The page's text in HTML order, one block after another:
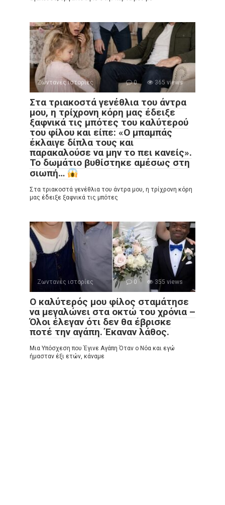
Ζωντανές ιστορίες 0 365 views
Στα τριακοστά γενέθλια του άντρα
μου, η τρίχρονη κόρη μας έδειξε
ξαφνικά τις μπότες του καλύτερού
του φίλου και είπε: «Ο μπαμπάς
έκλαιγε δίπλα τους και
παρακαλούσε να μην το πει κανείς».
Το δωμάτιο βυθίστηκε αμέσως στη
σιωπή…
Στα τριακοστά γενέθλια του άντρα μου, η τρίχρονη κόρη
μας έδειξε ξαφνικά τις μπότες
Ζωντανές ιστορίες 0 355 views
Ο καλύτερός μου φίλος σταμάτησε
να μεγαλώνει στα οκτώ του χρόνια –
Όλοι έλεγαν ότι δεν θα έβρισκε
ποτέ την αγάπη. Έκαναν λάθος.
Μια Υπόσχεση που Έγινε Αγάπη Όταν ο Νόα και εγώ
ήμασταν έξι ετών, κάναμε